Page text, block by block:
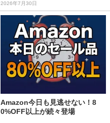
2026年7月30日
Amazon今日も見逃せない！8
0%OFF以上が続々登場